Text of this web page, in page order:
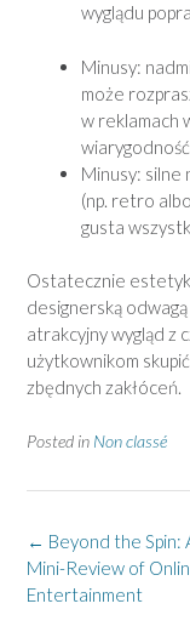
wyglądu
Minusy:
może
w reklamach
Minusy: silne
(np. retro
gusta
Ostatecznie
designerską
atrakcyjny wygląd z
użytkownikom
zbędnych zakłóceń.
Posted in Non classé
Post
navigation
← Beyond the Spin:
Mini-Review of
Entertainment